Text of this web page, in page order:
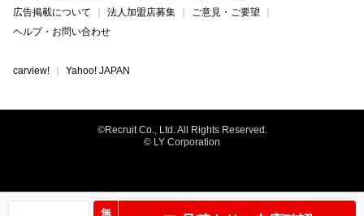
無
広告掲載について
法人加盟店募集
ご意見・ご要望
ヘルプ・お問い合わせ
carview! Yahoo! JAPAN
©Recruit Co., Ltd. All Rights Reserved.
© LY Corporation